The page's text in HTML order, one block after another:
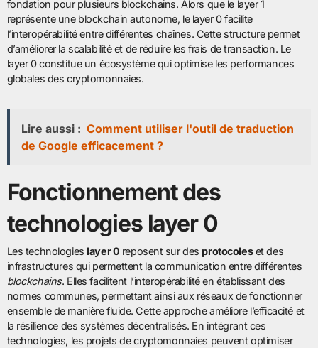
fondation pour plusieurs blockchains. Alors que le layer 1
représente une blockchain autonome, le layer 0 facilite
l’interopérabilité entre différentes chaînes. Cette structure permet
d’améliorer la scalabilité et de réduire les frais de transaction. Le
layer 0 constitue un écosystème qui optimise les performances
globales des cryptomonnaies.
Lire aussi : Comment utiliser l'outil de traduction
de Google efficacement ?
Fonctionnement des
technologies layer 0
Les technologieslayer 0 reposent sur desprotocoleset des
infrastructures qui permettent la communication entre différentes
blockchains. Elles facilitent l’interopérabilité en établissant des
normes communes, permettant ainsi aux réseaux de fonctionner
ensemble de manière fluide. Cette approche améliore l’efficacité et
la résilience des systèmes décentralisés. En intégrant ces
technologies, les projets de cryptomonnaies peuvent optimiser